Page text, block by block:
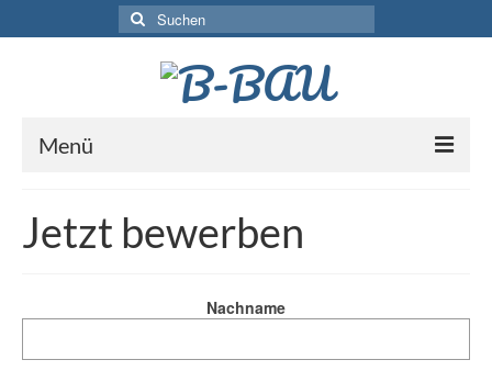
Suchen
nach:
Menü
Leistungen & Service
Jetzt bewerben
Nachname